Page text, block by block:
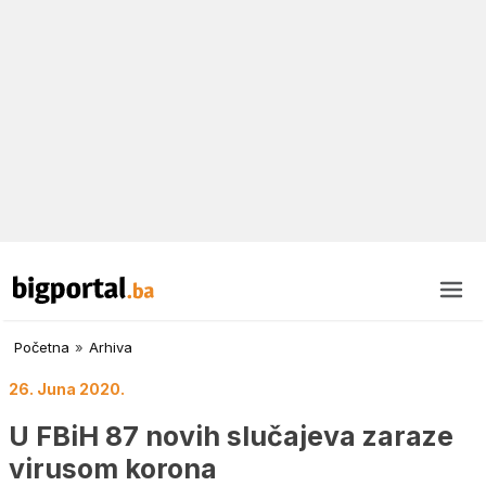
Početna » Arhiva
26. Juna 2020.
U FBiH 87 novih slučajeva zaraze
virusom korona